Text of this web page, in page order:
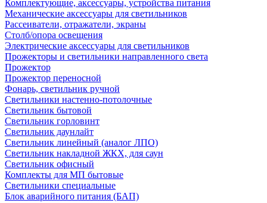
Комплектующие, аксессуары, устройства питания
Механические аксессуары для светильников
Рассеиватели, отражатели, экраны
Столб/опора освещения
Электрические аксессуары для светильников
Прожекторы и светильники направленного света
Прожектор
Прожектор переносной
Фонарь, светильник ручной
Светильники настенно-потолочные
Светильник бытовой
Светильник горловинт
Светильник даунлайт
Светильник линейный (аналог ЛПО)
Светильник накладной ЖКХ, для саун
Светильник офисный
Комплекты для МП бытовые
Светильники специальные
Блок аварийного питания (БАП)